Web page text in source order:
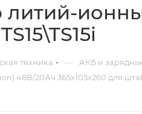
литий-
техника — АКБ и
48В/20Ач 365х105х260 для